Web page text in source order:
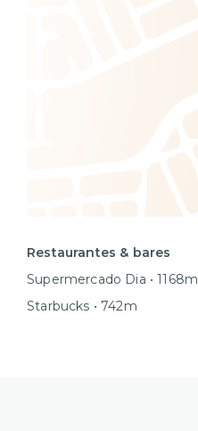
Restaurantes & bares
Supermercado Dia • 1168m
Starbucks • 742m